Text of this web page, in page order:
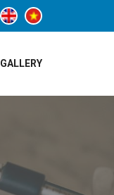
GALLERY